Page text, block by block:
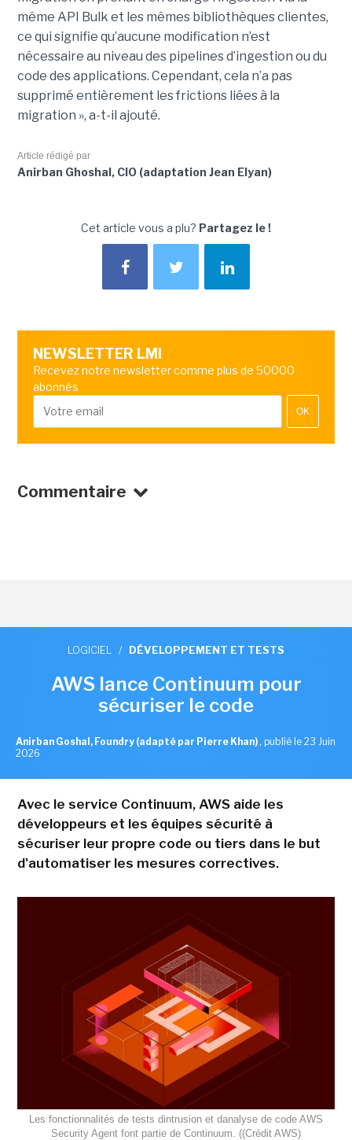
même API Bulk et les mêmes bibliothèques clientes,
ce qui signifie qu’aucune modification n’est
nécessaire au niveau des pipelines d’ingestion ou du
code des applications. Cependant, cela n’a pas
supprimé entièrement les frictions liées à la
migration », a-t-il ajouté.
Article rédigé par
Anirban Ghoshal, CIO (adaptation Jean Elyan)
Cet article vous a plu? Partagez le !
NEWSLETTER LMI
Recevez notre newsletter comme plus de 50000
abonnés
OK
Commentaire
LOGICIEL / DÉVELOPPEMENT ET TESTS
AWS lance Continuum pour
sécuriser le code
Anirban Goshal, Foundry (adapté par Pierre Khan) , publié le 23 Juin
2026
Avec le service Continuum, AWS aide les
développeurs et les équipes sécurité à
sécuriser leur propre code ou tiers dans le but
d'automatiser les mesures correctives.
Les fonctionnalités de tests dintrusion et danalyse de code AWS
Security Agent font partie de Continuum. ((Crédit AWS)